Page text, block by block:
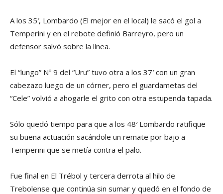
A los 35′, Lombardo (El mejor en el local) le sacó el gol a
Temperini y en el rebote definió Barreyro, pero un
defensor salvó sobre la línea.
El “lungo” Nº 9 del “Uru” tuvo otra a los 37′ con un gran
cabezazo luego de un córner, pero el guardametas del
“Cele” volvió a ahogarle el grito con otra estupenda tapada.
Sólo quedó tiempo para que a los 48′ Lombardo ratifique
su buena actuación sacándole un remate por bajo a
Temperini que se metía contra el palo.
Fue final en El Trébol y tercera derrota al hilo de
Trebolense que continúa sin sumar y quedó en el fondo de